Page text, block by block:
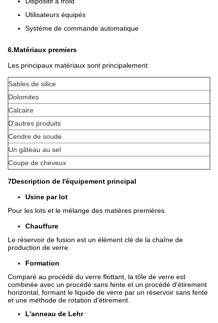
Utilisateurs équipés
Système de commande automatique
6.Matériaux premiers
Les principaux matériaux sont principalement:
Sables de silice
Dolomites
Calcaire
D'autres produits
Cendre de soude
Un gâteau au sel
Coupe de cheveux
7Description de l'équipement principal
Usine par lot
Pour les lots et le mélange des matières premières.
Chauffure
Le réservoir de fusion est un élément clé de la chaîne de
production de verre.
Formation
Comparé au procédé du verre flottant, la tôle de verre est
combinée avec un procédé sans fente et un procédé d'étirement
horizontal, formant le liquide de verre par un réservoir sans fente
et une méthode de rotation d'étirement.
L'anneau de Lehr